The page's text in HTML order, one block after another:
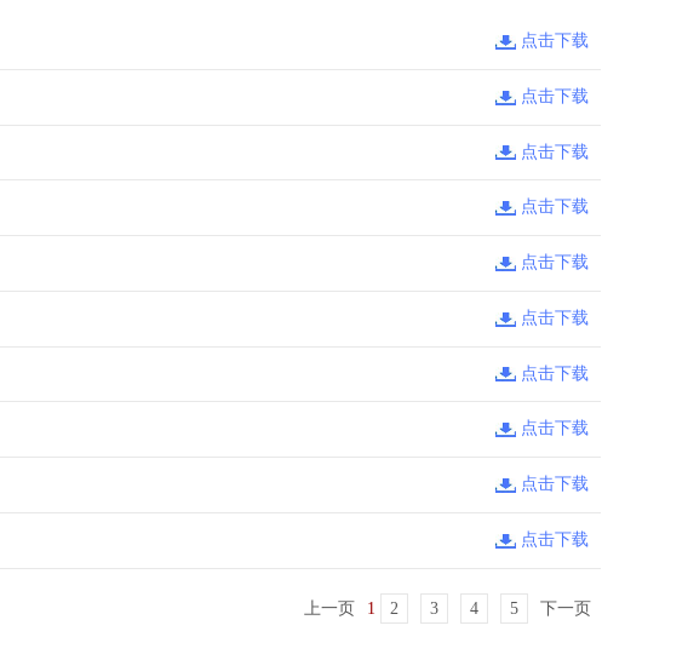
点击下载
点击下载
点击下载
点击下载
点击下载
点击下载
点击下载
点击下载
点击下载
点击下载
上一页 1 2 3 4 5 下一页